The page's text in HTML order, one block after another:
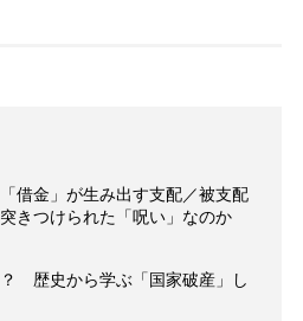
借金」が生み出す支配／被支配
きつけられた「呪い」なのか
歴史から学ぶ「国家破産」し